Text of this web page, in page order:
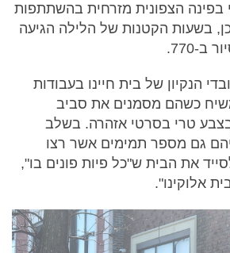
בפינה הצפונית מזרחית בהשתתפות
בשעות הקטנות של הלילה הגיעה
ב-770.
הנקיון של בית חיינו בעבודות
כשהם מסמנים את סביב
טרי בסרטי אזהרה. בשלב
גם מספר תמימים אשר רצו
את הבית ש"כל פיות פונים בו",
אלוקינו".